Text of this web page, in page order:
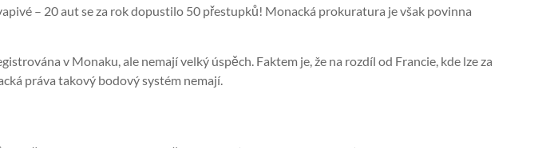
– 20 aut se za rok dopustilo 50 přestupků! Monacká prokuratura je však povinna
v Monaku, ale nemají velký úspěch. Faktem je, že na rozdíl od Francie, kde lze za
práva takový bodový systém nemají.